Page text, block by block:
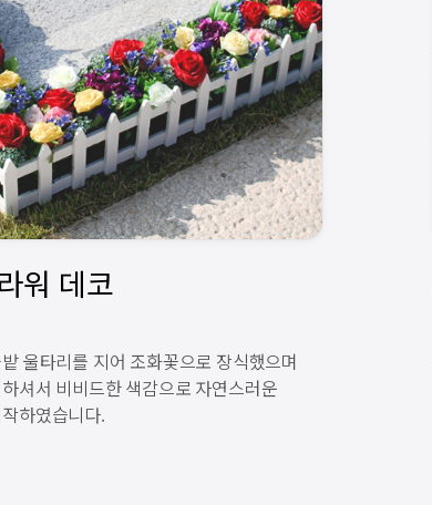
울타리를 지어 조화꽃으로 장식했으며
셔서 비비드한 색감으로 자연스러운
하였습니다.